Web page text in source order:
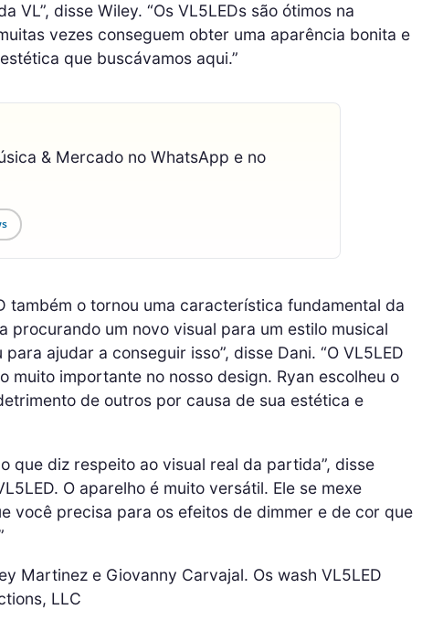
VL”, disse Wiley. “Os VL5LEDs são ótimos na
vezes conseguem obter uma aparência bonita e
que buscávamos aqui.”
& Mercado no WhatsApp e no
também o tornou uma característica fundamental da
procurando um novo visual para um estilo musical
ajudar a conseguir isso”, disse Dani. “O VL5LED
muito importante no nosso design. Ryan escolheu o
de outros por causa de sua estética e
que diz respeito ao visual real da partida”, disse
O aparelho é muito versátil. Ele se mexe
você precisa para os efeitos de dimmer e de cor que
Martinez e Giovanny Carvajal. Os wash VL5LED
LLC